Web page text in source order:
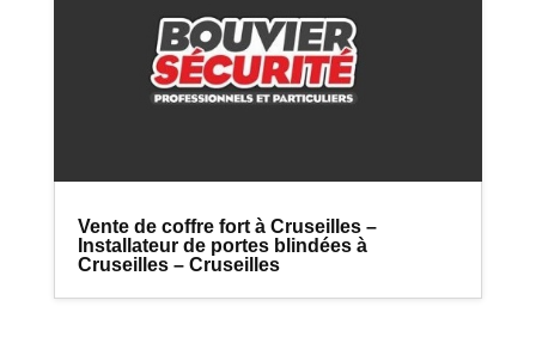
Vente de coffre fort à Cruseilles –
Installateur de portes blindées à
Cruseilles – Cruseilles